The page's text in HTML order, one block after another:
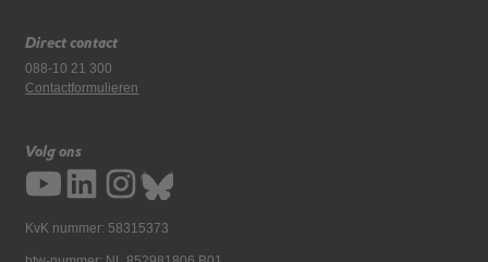
Direct contact
088-10 21 300
Contactformulieren
Volg ons
KvK nummer: 58315373